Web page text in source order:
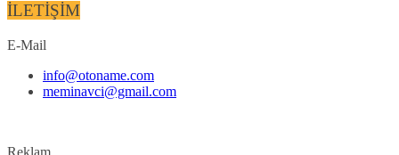
İLETİŞİM
E-Mail
info@otoname.com
meminavci@gmail.com
Reklam